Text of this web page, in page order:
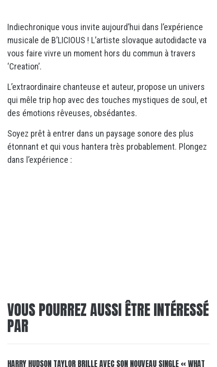
Indiechronique vous invite aujourd’hui dans l’expérience
musicale de B’LICIOUS ! L’artiste slovaque autodidacte va
vous faire vivre un moment hors du commun à travers
‘Creation’.
L’extraordinaire chanteuse et auteur, propose un univers
qui mêle trip hop avec des touches mystiques de soul, et
des émotions rêveuses, obsédantes.
Soyez prêt à entrer dans un paysage sonore des plus
étonnant et qui vous hantera très probablement. Plongez
dans l’expérience :
VOUS POURREZ AUSSI ÊTRE INTÉRESSÉ
PAR
HARRY HUDSON TAYLOR BRILLE AVEC SON NOUVEAU SINGLE « WHAT